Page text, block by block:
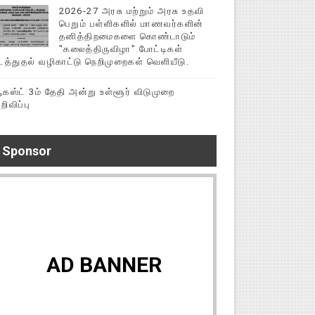
2026-27 அரசு மற்றும் அரசு உதவி
பெறும் பள்ளிகளில் மாணவர்களின்
தனித்திறமைகளை கொண்டாடும்
"கலைத்திருவிழா" போட்டிகள்
வழிகாட்டு நெறிமுறைகள் வெளியீடு.
3ம் தேதி அன்று உள்ளூர் விடுமுறை
Sponsor
AD BANNER